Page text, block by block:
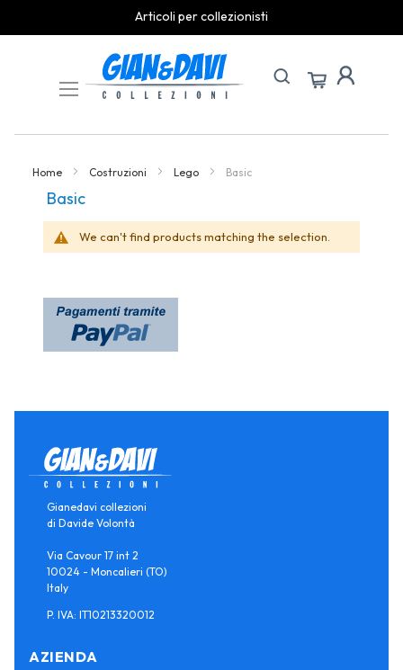
Articoli per collezionisti
Content
Home Costruzioni Lego Basic
Basic
We can't find products matching the selection.
Gianedavi collezioni
di Davide Volontà
Via Cavour 17 int 2
10024 - Moncalieri (TO)
Italy
P. IVA: IT10213320012
AZIENDA